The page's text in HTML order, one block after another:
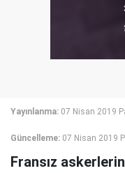
Yayınlanma: 07 Nisan 2019
Güncelleme: 07 Nisan 2019
Fransız